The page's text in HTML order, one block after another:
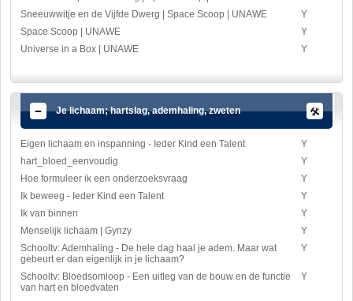
Sneeuwwitje en de Vijfde Dwerg | Space Scoop | UNAWE
Y
Space Scoop | UNAWE
Y
Universe in a Box | UNAWE
Y
Je lichaam; hartslag, ademhaling, zweten
Eigen lichaam en inspanning - Ieder Kind een Talent
Y
hart_bloed_eenvoudig
Y
Hoe formuleer ik een onderzoeksvraag
Y
Ik beweeg - Ieder Kind een Talent
Y
Ik van binnen
Y
Menselijk lichaam | Gynzy
Y
Schooltv: Ademhaling - De hele dag haal je adem. Maar wat
gebeurt er dan eigenlijk in je lichaam?
Y
Schooltv: Bloedsomloop - Een uitleg van de bouw en de functie
van hart en bloedvaten
Y